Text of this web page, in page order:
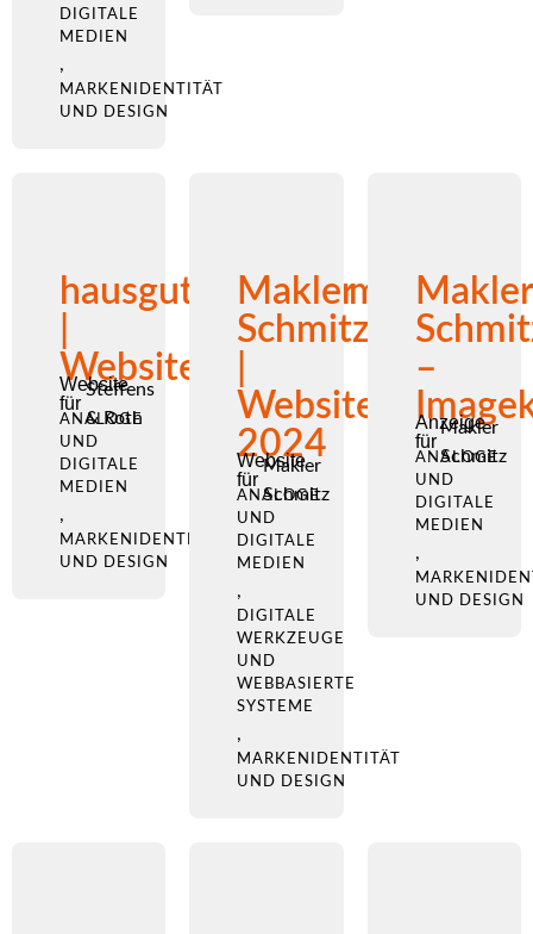
DIGITALE
MEDIEN
,
MARKENIDENTITÄT
UND DESIGN
hausgutachter.com
Website
Website
für
Steffens
& Roth
ANALOGE
UND
DIGITALE
MEDIEN
,
MARKENIDENTITÄT
UND DESIGN
Makler
Schmitz
Website
2024
Website
für
Makler
Schmitz
ANALOGE
UND
DIGITALE
MEDIEN
,
DIGITALE
WERKZEUGE
UND
WEBBASIERTE
SYSTEME
,
MARKENIDENTITÄT
UND DESIGN
Makler
–
Anzeige
für
Makler
Schmitz
ANALOGE
UND
DIGITALE
MEDIEN
,
UND DESIGN